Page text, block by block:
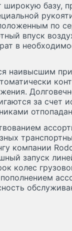
базу,
по
впуск
в
наивысшим
за счет
компании
запуск
колес